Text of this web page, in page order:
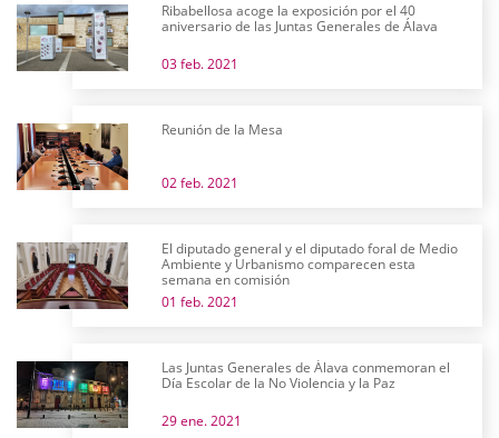
Ribabellosa acoge la exposición por el 40
aniversario de las Juntas Generales de Álava
03 feb. 2021
Reunión de la Mesa
02 feb. 2021
El diputado general y el diputado foral de Medio
Ambiente y Urbanismo comparecen esta
semana en comisión
01 feb. 2021
Las Juntas Generales de Álava conmemoran el
Día Escolar de la No Violencia y la Paz
29 ene. 2021